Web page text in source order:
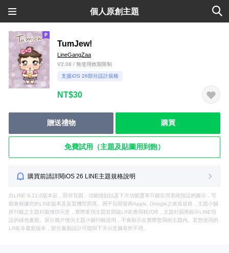
個人原創主題
TumJew!
LineGangZaa
V2.08 / 無使用效期限制
支援iOS 26部分設計規格
NT$30
贈送禮物 購買
免費試用（主題及貼圖用到飽）
購買前請詳閱iOS 26 LINE主題規格說明
自LINE 9.12.0版本起，部分頁面、功能按鈕以及下方功能選單只能呈現系統預設的圖示，可
能會根據您的LINE版本及裝置機型而異。因平台開發商Apple, Google之政策規格，主題小舖
所刊載之主題封面僅供示意，實際套用主題並開啟LINE應用程式時，主題封面將顯示LINE預
設的綠色畫面。部分圖片僅供主題小舖刊載使用，不會顯示在實際套用的主題內。若您使用的
LINE非最新版本，部分畫面設計可能與下方示意圖有所不同。